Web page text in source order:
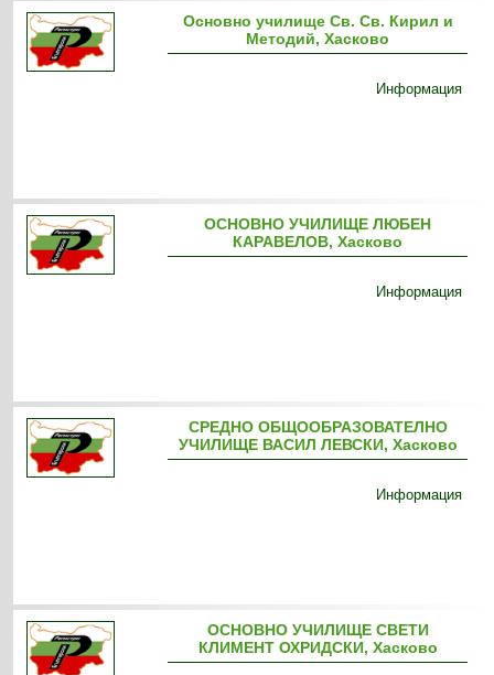
Основно училище Св. Св. Кирил и
Методий, Хасково
Информация
ОСНОВНО УЧИЛИЩЕ ЛЮБЕН
КАРАВЕЛОВ, Хасково
Информация
СРЕДНО ОБЩООБРАЗОВАТЕЛНО
УЧИЛИЩЕ ВАСИЛ ЛЕВСКИ, Хасково
Информация
ОСНОВНО УЧИЛИЩЕ СВЕТИ
КЛИМЕНТ ОХРИДСКИ, Хасково